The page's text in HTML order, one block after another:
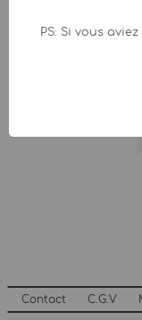
Contact C.G.V
PS: Si vous